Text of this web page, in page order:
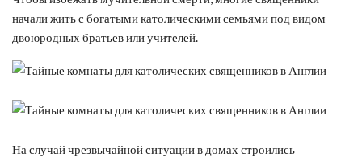
начали жить с богатыми католическими семьями под видом
двоюродных братьев или учителей.
На случай чрезвычайной ситуации в домах строились